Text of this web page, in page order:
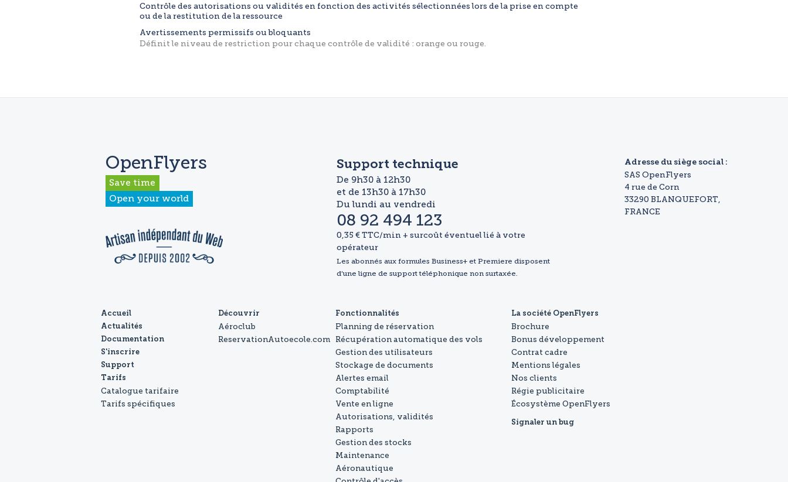
Contrôle des autorisations ou validités en fonction des activités sélectionnées lors de la prise en compte
ou de la restitution de la ressource
Avertissements permissifs ou bloquants
Définit le niveau de restriction pour chaque contrôle de validité : orange ou rouge.
OpenFlyers
Save time
Open your world
Support technique
De 9h30 à 12h30
et de 13h30 à 17h30
Du lundi au vendredi
08 92 494 123
0,35 € TTC/min + surcoût éventuel lié à votre
opérateur
Les abonnés aux formules Business+ et Premiere disposent
d’une ligne de support téléphonique non surtaxée.
Adresse du siège social :
SAS OpenFlyers
4 rue de Corn
33290 BLANQUEFORT,
FRANCE
Accueil
Actualités
Documentation
S'inscrire
Support
Tarifs
Catalogue tarifaire
Tarifs spécifiques
Découvrir
Aéroclub
ReservationAutoecole.com
Fonctionnalités
Planning de réservation
Récupération automatique des vols
Gestion des utilisateurs
Stockage de documents
Alertes email
Comptabilité
Vente en ligne
Autorisations, validités
Rapports
Gestion des stocks
Maintenance
Aéronautique
La société OpenFlyers
Brochure
Bonus développement
Contrat cadre
Mentions légales
Nos clients
Régie publicitaire
Écosystème OpenFlyers
Signaler un bug